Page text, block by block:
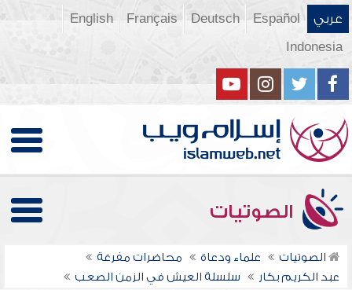
عربي Español
Deutsch
Français
English
Indonesia
الصوتيات
الصوتيات علماء ودعاة
محاضرات مفرغة
عبد الكريم بكار
سلسلة العيش في الزمن الصعب